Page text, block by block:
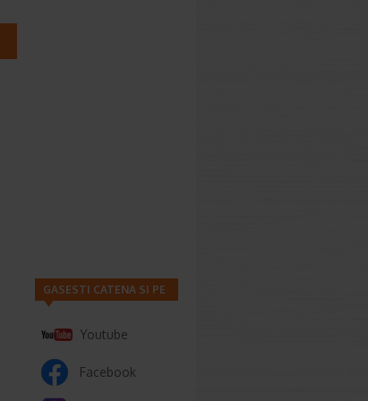
GASESTI CATENA SI PE
Youtube
Facebook